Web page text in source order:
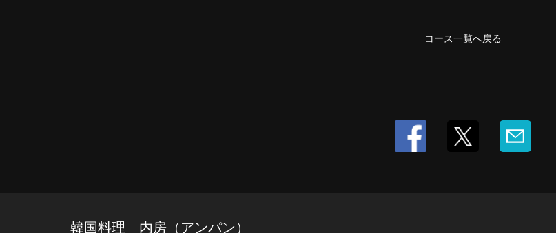
コース一覧へ戻る
韓国料理 内房（アンパン）